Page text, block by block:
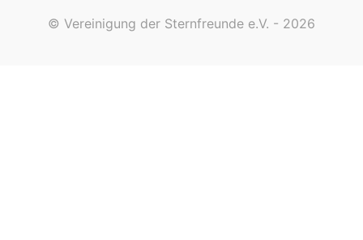
© Vereinigung der Sternfreunde e.V. - 2026